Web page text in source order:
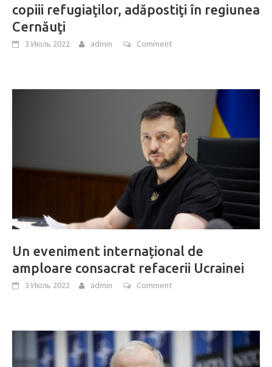
copiii refugiaţilor, adăpostiţi în regiunea
Cernăuţi
3 Июль 2022 admin Comment
Un eveniment internațional de
amploare consacrat refacerii Ucrainei
3 Июль 2022 admin Comment